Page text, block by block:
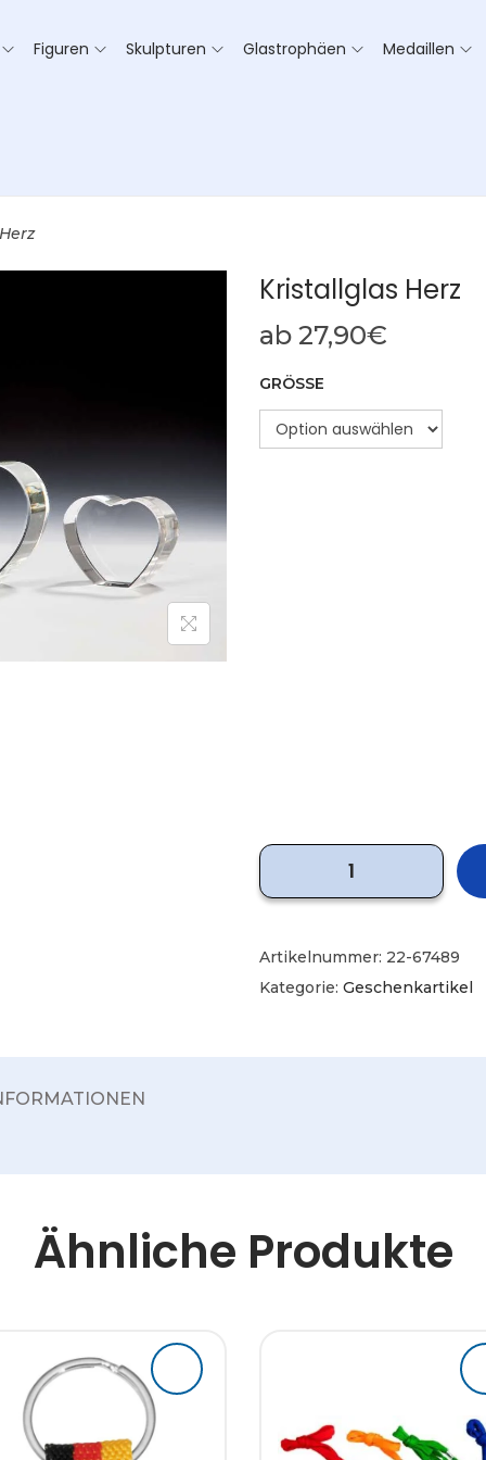
Figuren Skulpturen Glastrophäen Medaillen
Kristallglas Herz
ab 27,90€
GRÖSSE
Artikelnummer: 22-67489
Kategorie: Geschenkartikel
Ähnliche Produkte